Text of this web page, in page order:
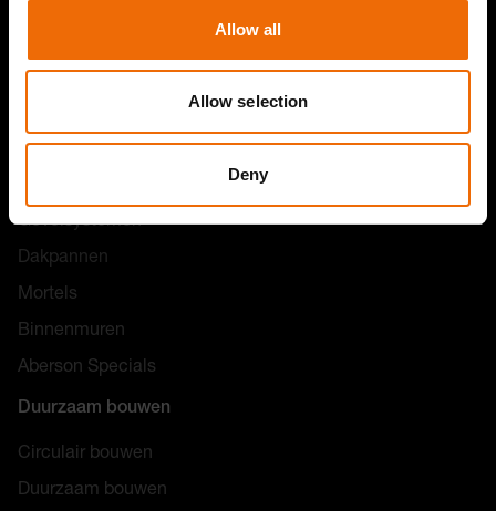
Allow all
Allow selection
Deny
Producten
Prefab metselwerk
Gevelsystemen
Dakpannen
Mortels
Binnenmuren
Aberson Specials
Duurzaam bouwen
Circulair bouwen
Duurzaam bouwen